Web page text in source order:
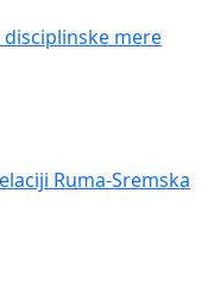
mere
Ruma-Sremska